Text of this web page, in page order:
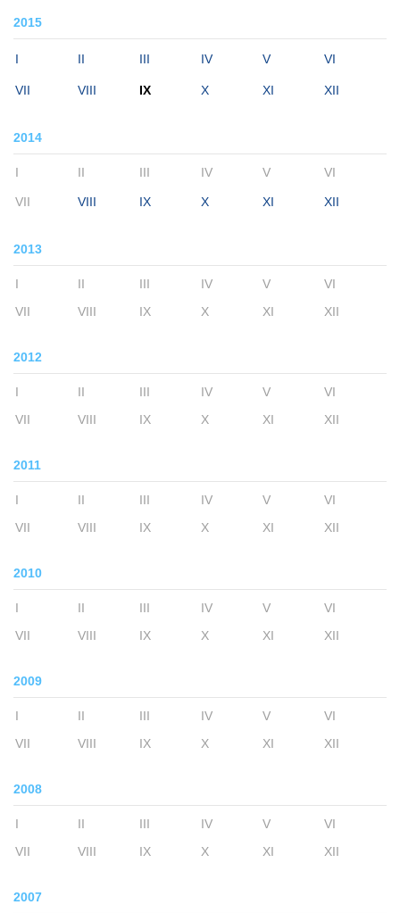
2015
I II III IV V VI
VII VIII IX X XI XII
2014
I II III IV V VI
VII VIII IX X XI XII
2013
I II III IV V
VI
VII
VIII IX X XI XII
2012
I II III IV V
VI
VII
VIII IX X XI XII
2011
I II III IV V
VI
VII
VIII IX X XI XII
2010
I II III IV V
VI
VII
VIII IX X XI XII
2009
I II III IV V
VI
VII
VIII IX X XI XII
2008
I II III IV V
VI
VII
VIII IX X XI XII
2007